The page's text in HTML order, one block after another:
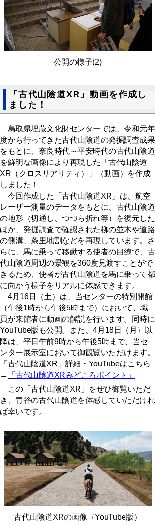
公開の様子(2)
「古代山陰道XR」動画を作成し
ました！
鳥取県埋蔵文化財センターでは、令和元年
度から行ってきた古代山陰道の発掘調査成果
をもとに、奈良時代～平安時代の古代山陰道
を鮮明な画像により再現した「古代山陰道
XR（クロスリアリティ）」（動画）を作成
しました！
今回作成した「古代山陰道XR」は、航空
レーザー測量のデータをもとに、古代山陰道
の地形（切通し、つづら折れ等）を復元した
ほか、発掘調査で確認された柳の並木や道路
の側溝、条里地割などを再現しています。さ
らに、馬に乗って移動する使者の目線で、古
代山陰道周辺の景観を360度見渡すことがで
きるため、使者が古代山陰道を馬に乗って都
に向かう様子をリアルに体感できます。
4月16日（土）は、当センターの特別開館
（午後1時から午後5時まで）において、職
員が来館者に動画の解説を行います。同時に
YouTube版も公開。また、4月18日（月）以
降は、平日午前9時から午後5時まで、当セ
ンター展示室において御観覧いただけます。
「古代山陰道XR」詳細・YouTubeはこちら
→
「古代山陰道XRみどころポイント」
この「古代山陰道XR」をぜひ御覧いただ
き、青谷の古代山陰道を体感していただけれ
ば幸いです。
古代山陰道XRの画像（YouTube版）